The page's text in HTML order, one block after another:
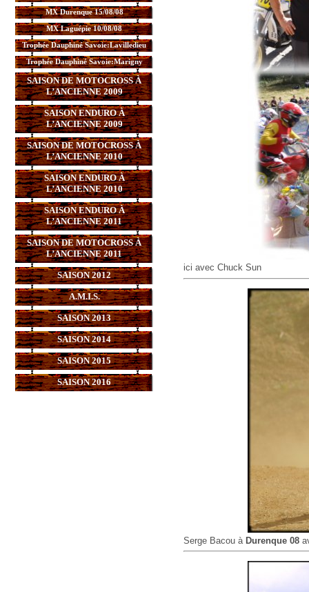
MX Durenque 15/08/08
MX Laguépie 10/08/08
Trophée Dauphiné Savoie:Lavilledieu
Trophée Dauphiné Savoie:Marigny
SAISON DE MOTOCROSS À
L’ANCIENNE 2009
SAISON ENDURO À
L’ANCIENNE 2009
SAISON DE MOTOCROSS À
L’ANCIENNE 2010
SAISON ENDURO À
L’ANCIENNE 2010
SAISON ENDURO À
L’ANCIENNE 2011
SAISON DE MOTOCROSS À
L’ANCIENNE 2011
SAISON 2012
A.M.I.S.
SAISON 2013
SAISON 2014
SAISON 2015
SAISON 2016
ici avec Chuck Sun
Serge Bacou à Durenque 08